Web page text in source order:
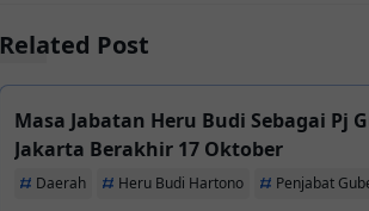
Related Post
Masa Jabatan Heru Budi Sebagai Pj
Jakarta Berakhir 17 Oktober
Daerah Heru Budi Hartono Penjabat